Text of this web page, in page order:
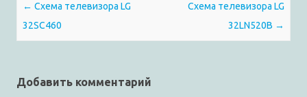
Post navigation
← Схема телевизора LG
32SC460
Схема телевизора LG
32LN520B →
Добавить комментарий